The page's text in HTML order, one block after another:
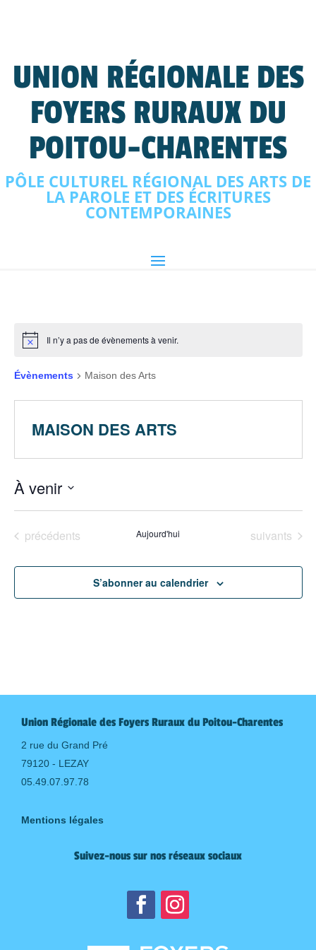
UNION RÉGIONALE DES
FOYERS RURAUX DU
POITOU-CHARENTES
PÔLE CULTUREL RÉGIONAL DES ARTS DE
LA PAROLE ET DES ÉCRITURES
CONTEMPORAINES
Il n’y a pas de évènements à venir.
Évènements Maison des Arts
MAISON DES ARTS
À venir
date.Évènements
précédents Aujourd'hui Évènements
suivants
S’abonner au calendrier
Union Régionale des Foyers Ruraux du Poitou-Charentes
2 rue du Grand Pré
79120 - LEZAY
05.49.07.97.78
Mentions légales
Suivez-nous sur nos réseaux sociaux